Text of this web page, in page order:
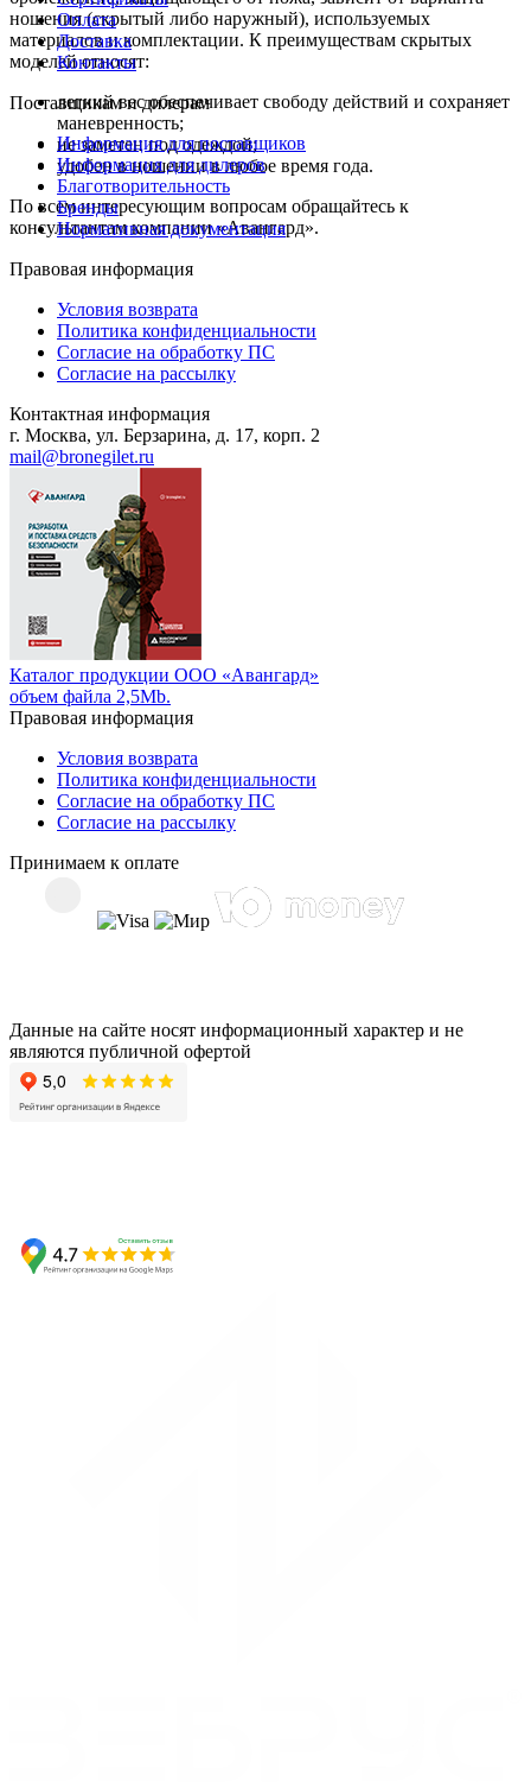
ношения (скрытый либо наружный), используемых
материалов и комплектации. К преимуществам скрытых
моделей относят:
легкий вес обеспечивает свободу действий и сохраняет
маневренность;
не заметен под одеждой;
удобен в ношении в любое время года.
По всем интересующим вопросам обращайтесь к
консультантам компании «Авангард».
Оплата
Доставка
Контакты
Поставщикам и дилерам
Информация для поставщиков
Информация для дилеров
Благотворительность
Бренды
Нормативная документация
Правовая информация
Условия возврата
Политика конфиденциальности
Согласие на обработку ПС
Согласие на рассылку
Контактная информация
г. Москва, ул. Берзарина, д. 17, корп. 2
mail@bronegilet.ru
Каталог продукции ООО «Авангард»
объем файла 2,5Mb.
Правовая информация
Условия возврата
Политика конфиденциальности
Согласие на обработку ПС
Согласие на рассылку
Принимаем к оплате
Данные на сайте носят информационный характер и не
являются публичной офертой